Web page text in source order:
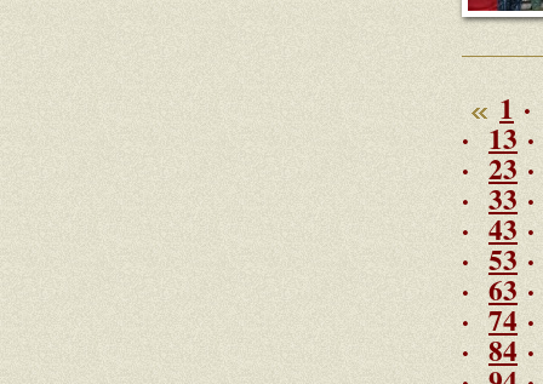
1 ·
· 13 ·
· 23 ·
· 33 ·
· 43 ·
· 53 ·
· 63 ·
· 74 ·
· 84 ·